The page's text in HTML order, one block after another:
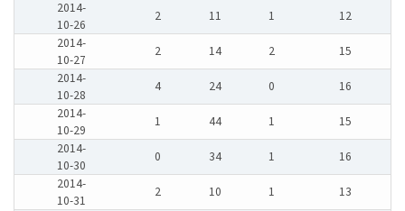
2014-
10-26
2 11 1
12
2014-
10-27
2 14 2
15
2014-
10-28
4 24 0
16
2014-
10-29
1 44 1
15
2014-
10-30
0 34 1
16
2014-
10-31
2 10 1
13